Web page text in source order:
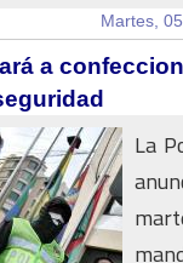
Martes,
a
La